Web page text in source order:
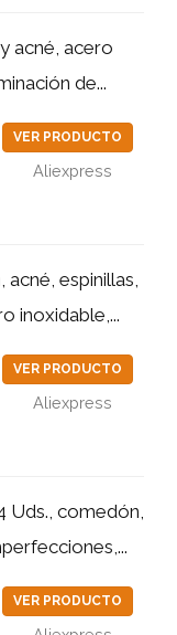
acné, acero
de...
VER PRODUCTO
Aliexpress
espinillas,
inoxidable,...
VER PRODUCTO
Aliexpress
Uds., comedón,
VER PRODUCTO